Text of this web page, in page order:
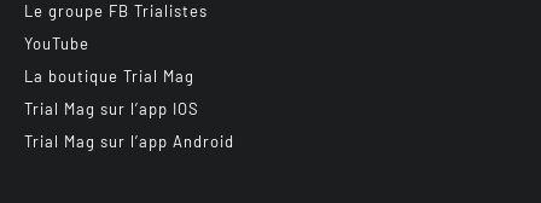
Le groupe FB Trialistes
YouTube
La boutique Trial Mag
Trial Mag sur l’app IOS
Trial Mag sur l’app Android